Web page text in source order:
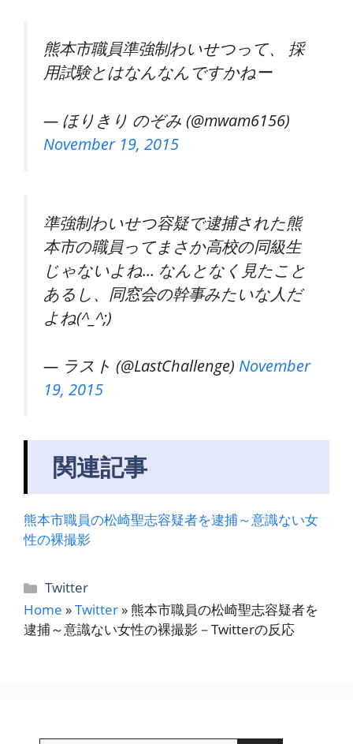
熊本市職員準強制わいせつって、 採
用試験とはなんなんですかねー
— ほりきり のぞみ (@mwam6156)
November 19, 2015
準強制わいせつ容疑で逮捕された熊
本市の職員ってまさか高校の同級生
じゃないよね… なんとなく見たこと
あるし、同窓会の幹事みたいな人だ
よね(^_^;)
— ラスト (@LastChallenge) November
19, 2015
関連記事
熊本市職員の松崎聖志容疑者を逮捕～意識ない女
性の裸撮影
カ
テ
ゴ
Twitter
Home »Twitter »熊本市職員の松崎聖志容疑者を
逮捕～意識ない女性の裸撮影－Twitterの反応